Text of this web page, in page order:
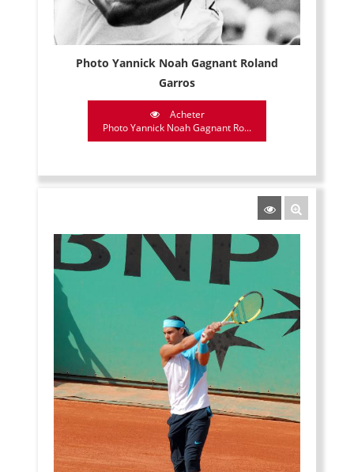
Photo Yannick Noah Gagnant Roland
Garros
Acheter
Photo Yannick Noah Gagnant Ro...